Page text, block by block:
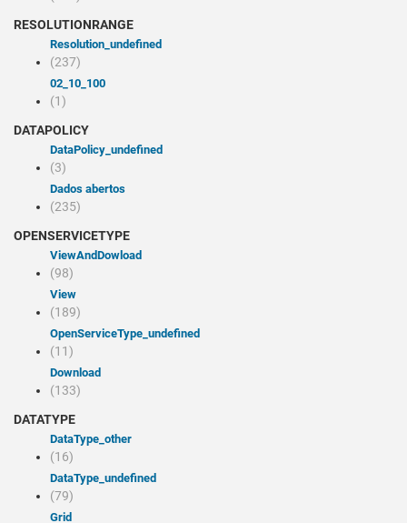
RESOLUTIONRANGE
resolution_undefined
(237)
02_10_100
(1)
DATAPOLICY
dataPolicy_undefined
(3)
Dados abertos
(235)
OPENSERVICETYPE
viewAndDowload
(98)
view
(189)
openServiceType_undefined
(11)
Download
(133)
DATATYPE
dataType_other
(16)
dataType_undefined
(79)
Grid